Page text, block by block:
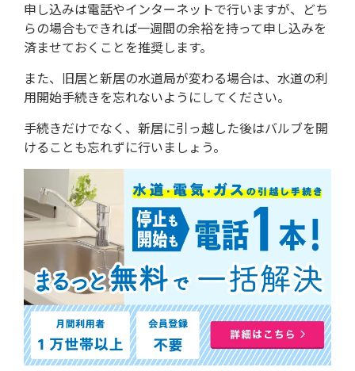
申し込みは電話やインターネットで行いますが、どち
らの場合もできれば一週間の余裕を持って申し込みを
済ませておくことを推奨します。
また、旧居と新居の水道局が変わる場合は、水道の利
用開始手続きを忘れないようにしてください。
手続きだけでなく、新居に引っ越した後はバルブを開
けることも忘れずに行いましょう。